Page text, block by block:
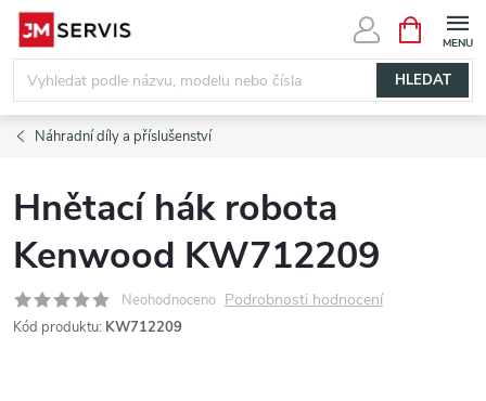
Přejít
obsah
HLEDAT
NÁKUPNÍ
KOŠÍK
Náhradní díly a příslušenství
Hnětací hák robota
Kenwood KW712209
Neohodnoceno Podrobnosti hodnocení
Kód produktu: KW712209